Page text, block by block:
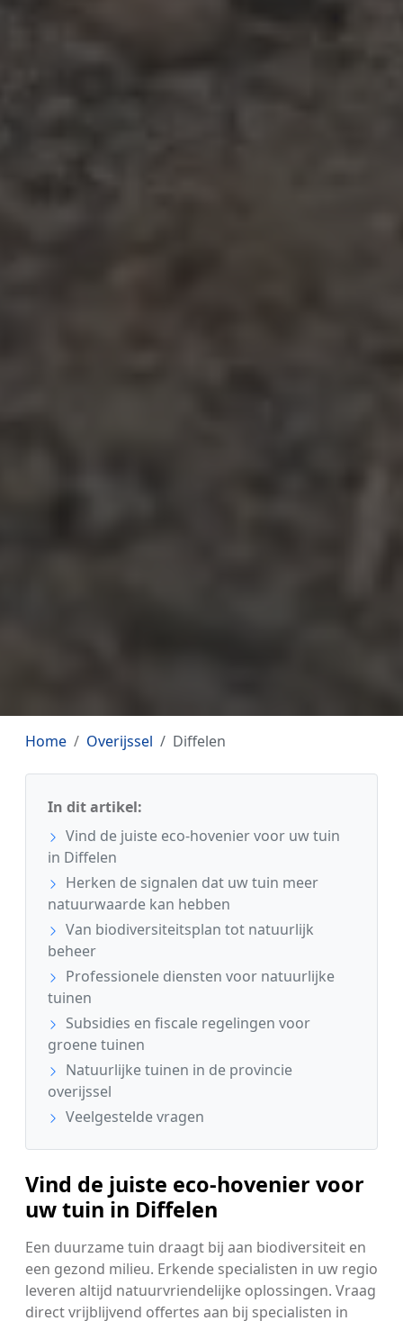
Home Overijssel Diffelen
In dit artikel:
Vind de juiste eco-hovenier voor uw tuin
in Diffelen
Herken de signalen dat uw tuin meer
natuurwaarde kan hebben
Van biodiversiteitsplan tot natuurlijk
beheer
Professionele diensten voor natuurlijke
tuinen
Subsidies en fiscale regelingen voor
groene tuinen
Natuurlijke tuinen in de provincie
overijssel
Veelgestelde vragen
Vind de juiste eco-hovenier voor
uw tuin in Diffelen
Een duurzame tuin draagt bij aan biodiversiteit en
een gezond milieu. Erkende specialisten in uw regio
leveren altijd natuurvriendelijke oplossingen. Vraag
direct vrijblijvend offertes aan bij specialisten in